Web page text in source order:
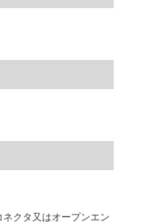
クタ又はオープンエン